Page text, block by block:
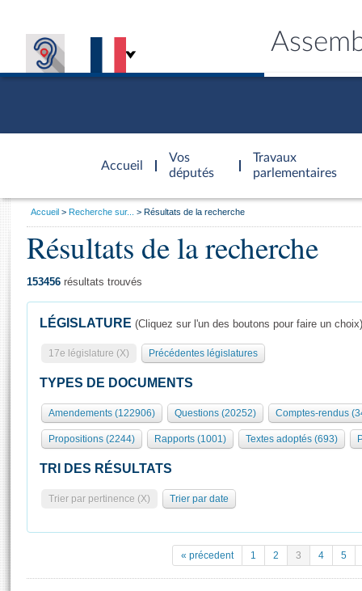
Accueil
d'accueil
Vos
députés
Travaux
parlementaires
Présidence
577 députés
Groupes politiques
Séance publique
Commissions et autres organes
Europe et International
Pétitions
Général
Rôle et pouvoirs de l'Assemblée
Organisation de l'Assemblée
Présidence Conférence des Présidents Bureau Collège des
Statistiques et chiffres clés
Documents de référence
( Constitution | Règlement de l'Assemblée ... )
Visiter l'Assemblée
Visite virtuelle du palais Bourbon
Assister à une séance
Vous
Accueil Recherche sur... Résultats de la recherche
Résultats de la recherche
153456 résultats trouvés
LÉGISLATURE (Cliquez sur l'un des boutons pour faire un choix)
17e législature (X) Précédentes législatures
TYPES DE DOCUMENTS
Amendements (122906) Questions (20252) Comptes-rendus
Propositions (2244) Rapports (1001) Textes adoptés (693)
TRI DES RÉSULTATS
Trier par pertinence (X) Trier par date
« précedent 1 2 3 4 5